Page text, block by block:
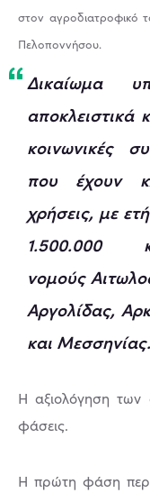
στον αγροδιατροφικό
Πελοποννήσου.
Δικαίωμα
αποκλειστικά
κοινωνικές
που έχουν
χρήσεις, με
1.500.000
νομούς
Αργολίδας,
και Μεσσηνίας.
Η αξιολόγηση των
φάσεις.
Η πρώτη φάση